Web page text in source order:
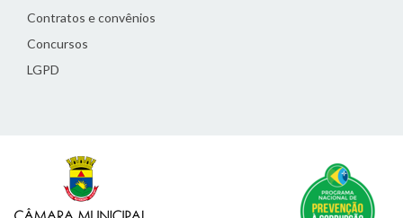
Contratos e convênios
Concursos
LGPD